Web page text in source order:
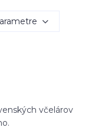
včelárov